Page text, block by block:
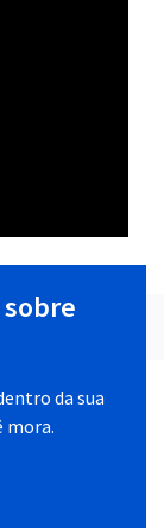
da sua
mora.